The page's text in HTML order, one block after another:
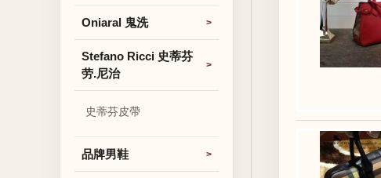
Oniaral 鬼洗
Stefano Ricci 史蒂芬
劳.尼治
史蒂芬皮帶
品牌男鞋